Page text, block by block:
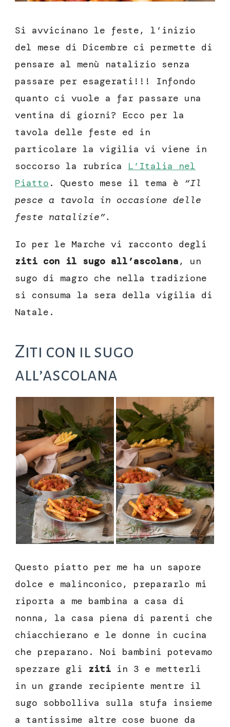
Si avvicinano le feste, l’inizio
del mese di Dicembre ci permette di
pensare al menù natalizio senza
passare per esagerati!!! Infondo
quanto ci vuole a far passare una
ventina di giorni? Ecco per la
tavola delle feste ed in
particolare la vigilia vi viene in
soccorso la rubrica L’Italia nel
Piatto . Questo mese il tema è “Il
pesce a tavola in occasione delle
feste natalizie”.
Io per le Marche vi racconto degli
ziti con il sugo all’ascolana, un
sugo di magro che nella tradizione
si consuma la sera della vigilia di
Natale.
Ziti con il sugo
all’ascolana
Questo piatto per me ha un sapore
dolce e malinconico, prepararlo mi
riporta a me bambina a casa di
nonna, la casa piena di parenti che
chiacchierano e le donne in cucina
che preparano. Noi bambini potevamo
spezzare gli ziti in 3 e metterli
in un grande recipiente mentre il
sugo sobbolliva sulla stufa insieme
a tantissime altre cose buone da